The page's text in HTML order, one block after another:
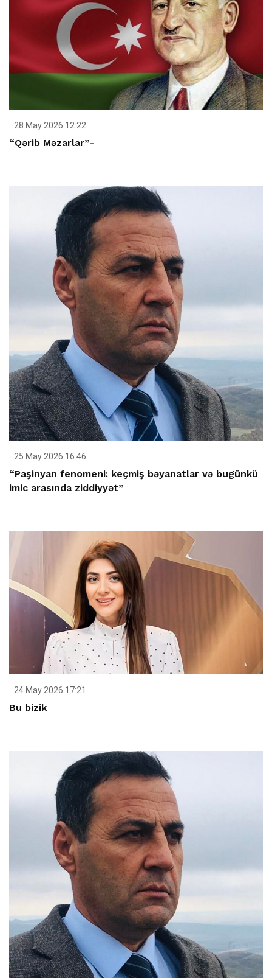
28 May 2026 12:22
“Qərib Məzarlar”-
25 May 2026 16:46
“Paşinyan fenomeni: keçmiş bəyanatlar və bugünkü
imic arasında ziddiyyət”
24 May 2026 17:21
Bu bizik